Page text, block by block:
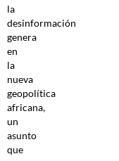
la
desinformación
genera
en
la
nueva
geopolítica
africana,
un
asunto
que